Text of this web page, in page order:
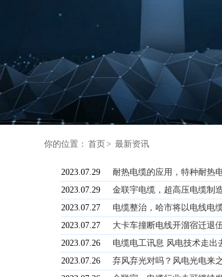
你的位置： 首页 > 最新资讯
2023.07.29
耐热电缆的应用，特种耐热
2023.07.29
金联宇电缆，超高压电缆制
2023.07.27
电缆整治，哈市将以电线电
2023.07.27
大卡车撞断电线开溜宿迁退
2023.07.26
电缆电工讯息 风电技术走出
2023.07.26
弃风弃光对吗？风电光电来